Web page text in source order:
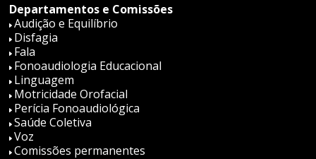
Departamentos e Comissões
Audição e Equilíbrio
Disfagia
Fala
Fonoaudiologia Educacional
Linguagem
Motricidade Orofacial
Perícia Fonoaudiológica
Saúde Coletiva
Voz
Comissões permanentes